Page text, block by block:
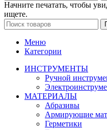
Начните печатать, чтобы
ищете.
Меню
Категории
ИНСТРУМЕНТЫ
Ручной
МАТЕРИАЛЫ
Абразивы
Армирующие
Герметики